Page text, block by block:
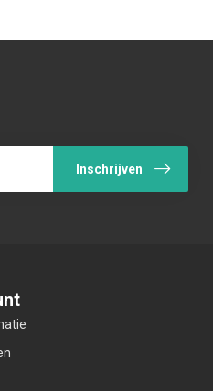
Inschrijven